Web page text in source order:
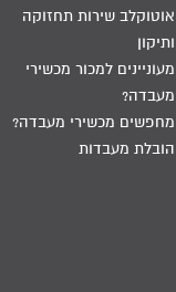
אוטוקלב שירות תחזוקה
ותיקון
מעוניינים למכור מכשירי
מעבדה?
מחפשים מכשירי מעבדה?
הובלת מעבדות